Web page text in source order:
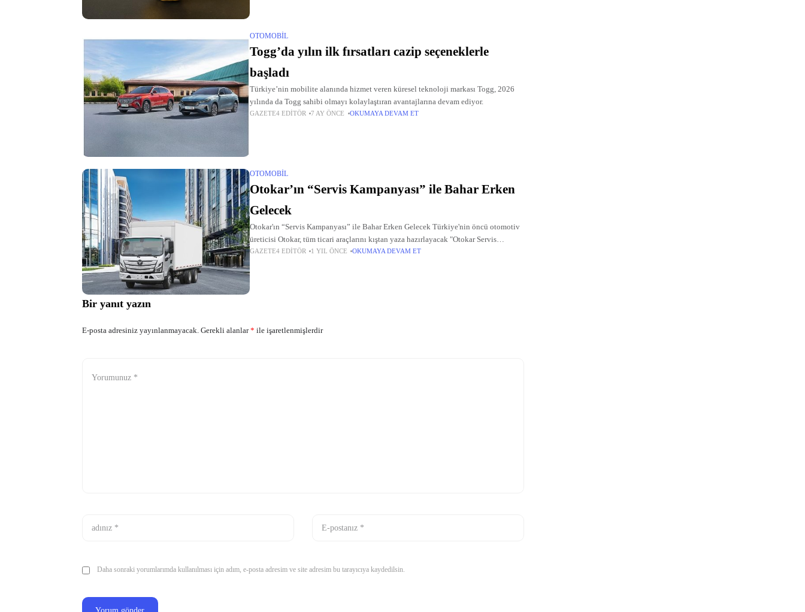
OTOMOBIL
Togg’da yılın ilk fırsatları cazip seçeneklerle
başladı
Türkiye’nin mobilite alanında hizmet veren küresel teknoloji markası Togg, 2026
yılında da Togg sahibi olmayı kolaylaştıran avantajlarına devam ediyor.
GAZETE4 EDITÖR 7 AY ÖNCE OKUMAYA DEVAM ET
OTOMOBIL
Otokar’ın “Servis Kampanyası” ile Bahar Erken
Gelecek
Otokar'ın “Servis Kampanyası” ile Bahar Erken Gelecek Türkiye'nin öncü otomotiv
üreticisi Otokar, tüm ticari araçlarını kıştan yaza hazırlayacak "Otokar Servis
Kampanyası”nı başlatıyor.
GAZETE4 EDITÖR 1 YIL ÖNCE OKUMAYA DEVAM ET
Bir yanıt yazın
E-posta adresiniz yayınlanmayacak. Gerekli alanlar* ile işaretlenmişlerdir
Daha sonraki yorumlarımda kullanılması için adım, e-posta adresim ve site adresim bu tarayıcıya kaydedilsin.